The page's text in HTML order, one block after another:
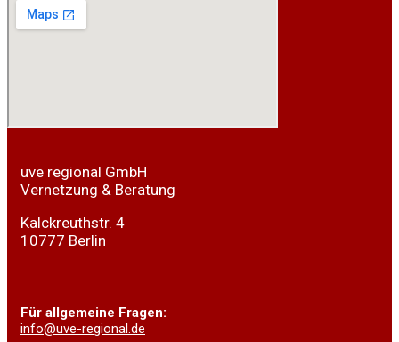
uve regional GmbH
Vernetzung & Beratung
Kalckreuthstr. 4
10777 Berlin
Für allgemeine Fragen:
info@uve-regional.de